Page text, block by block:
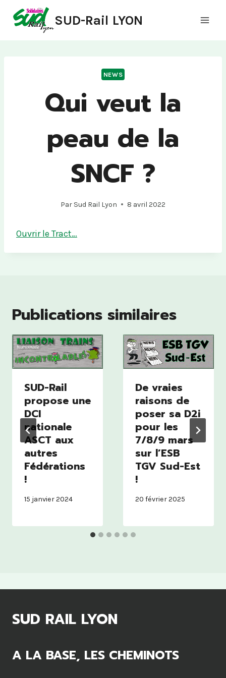
SUD-Rail LYON
NEWS
Qui veut la
peau de la
SNCF ?
Par Sud Rail Lyon 8 avril 2022
Ouvrir le Tract…
Publications similaires
SUD-Rail
propose une
DCI
nationale
ASCT aux
autres
Fédérations
!
15 janvier 2024
De vraies
raisons de
poser sa D2i
pour les
7/8/9 mars
sur l’ESB
TGV Sud-Est
!
20 février 2025
SUD RAIL LYON
A LA BASE, LES CHEMINOTS